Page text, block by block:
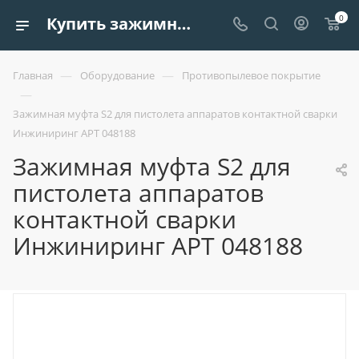
Купить зажимная муфта s2 для пистолета аппаратов контактной сварки инжиниринг арт 048188 | Европроект Tрейдинг 0
Главная — Оборудование — Противопылевое покрытие
—
Зажимная муфта S2 для пистолета аппаратов контактной сварки
Инжиниринг АРТ 048188
Зажимная муфта S2 для
пистолета аппаратов
контактной сварки
Инжиниринг АРТ 048188